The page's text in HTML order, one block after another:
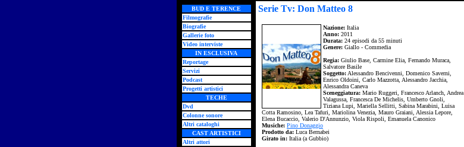
BUD E TERENCE
Filmografie
Biografie
Gallerie foto
Video interviste
IN ESCLUSIVA
Reportage
Servizi
Podcast
Progetti artistici
TECHE
Dvd
Colonne sonore
Altri cataloghi
CAST ARTISTICI
Altri attori
Serie Tv: Don Matteo 8
Nazione: Italia
Anno: 2011
Durata: 24 episodi da 55 minuti
Genere: Giallo - Commedia
Regia: Giulio Base, Carmine Elia, Fernando Muraca,
Salvatore Basile
Soggetto: Alessandro Bencivenni, Domenico Saverni,
Enrico Oldoini, Carlo Mazzotta, Alessandro Jacchia,
Alessandra Caneva
Sceneggiatura: Mario Ruggeri, Francesco Arlanch, Andrea
Valagussa, Francesca De Michelis, Umberto Gnoli,
Tiziana Lupi, Mariella Sellitti, Sabina Marabini, Luisa
Cotta Ramosino, Lea Tafuri, Mariolina Venezia, Mauro Graiani, Alessia Lepore,
Elena Bucaccio, Valerio D'Annunzio, Viola Rispoli, Emanuela Canonico
Musiche: Pino Donaggio
Prodotto da: Luca Bernabei
Girato in: Italia (a Gubbio)